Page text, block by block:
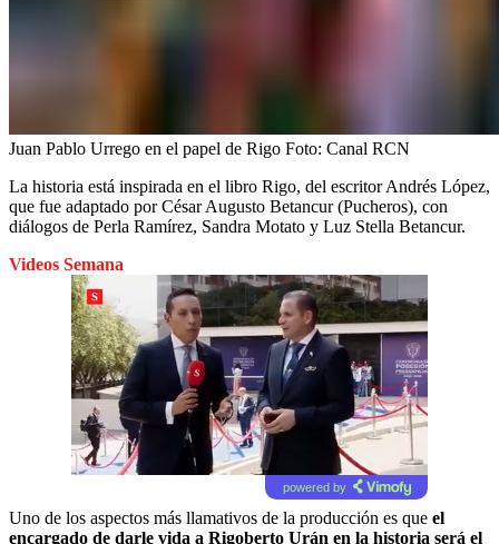
Juan Pablo Urrego en el papel de Rigo Foto: Canal RCN
La historia está inspirada en el libro Rigo, del escritor Andrés López,
que fue adaptado por César Augusto Betancur (Pucheros), con
diálogos de Perla Ramírez, Sandra Motato y Luz Stella Betancur.
Videos Semana
powered by
Uno de los aspectos más llamativos de la producción es que el
encargado de darle vida a Rigoberto Urán en la historia será el